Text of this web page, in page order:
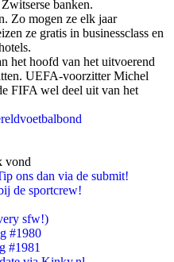
banken.
Zo mogen ze elk jaar
ze gratis in businessclass en
het hoofd van het uitvoerend
UEFA-voorzitter Michel
FIFA wel deel uit van het
vond
ons dan via de submit!
de sportcrew!
sfw!)
#1980
#1981